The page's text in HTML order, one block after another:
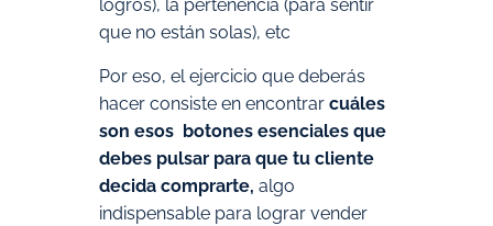
logros), la pertenencia (para sentir
que no están solas), etc
Por eso, el ejercicio que deberás
hacer consiste en encontrar cuáles
son esos botones esenciales que
debes pulsar para que tu cliente
decida comprarte, algo
indispensable para lograr vender